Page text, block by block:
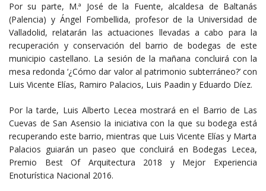
Por su parte, M.ª José de la Fuente, alcaldesa de Baltanás
(Palencia) y Ángel Fombellida, profesor de la Universidad de
Valladolid, relatarán las actuaciones llevadas a cabo para la
recuperación y conservación del barrio de bodegas de este
municipio castellano. La sesión de la mañana concluirá con la
mesa redonda ‘¿Cómo dar valor al patrimonio subterráneo?’ con
Luis Vicente Elías, Ramiro Palacios, Luis Paadin y Eduardo Díez.
Por la tarde, Luis Alberto Lecea mostrará en el Barrio de Las
Cuevas de San Asensio la iniciativa con la que su bodega está
recuperando este barrio, mientras que Luis Vicente Elías y Marta
Palacios guiarán un paseo que concluirá en Bodegas Lecea,
Premio Best Of Arquitectura 2018 y Mejor Experiencia
Enoturística Nacional 2016.